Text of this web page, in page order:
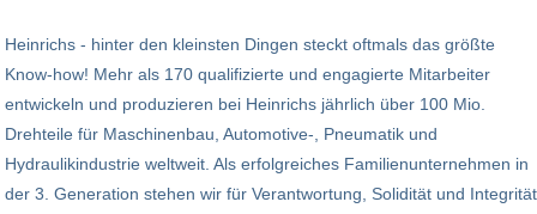
Heinrichs - hinter den kleinsten Dingen steckt oftmals das größte
Know-how! Mehr als 170 qualifizierte und engagierte Mitarbeiter
entwickeln und produzieren bei Heinrichs jährlich über 100 Mio.
Drehteile für Maschinenbau, Automotive-, Pneumatik und
Hydraulikindustrie weltweit. Als erfolgreiches Familienunternehmen in
der 3. Generation stehen wir für Verantwortung, Solidität und Integrität